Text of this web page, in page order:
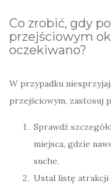
Co zrobić, gdy
przejściowym
oczekiwano?
W przypadku
przejściowym, zastosuj
Sprawdź
miejsca, gdzie
suche.
Ustal listę atrakcji